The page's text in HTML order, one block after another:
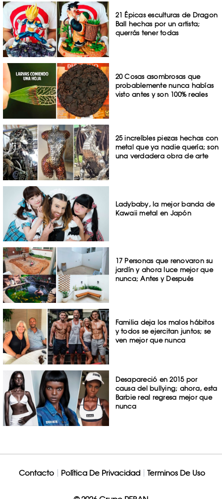
21 Épicas esculturas de Dragon
Ball hechas por un artista;
querrás tener todas
20 Cosas asombrosas que
probablemente nunca habías
visto antes y son 100% reales
25 increíbles piezas hechas con
metal que ya nadie quería; son
una verdadera obra de arte
Ladybaby, la mejor banda de
Kawaii metal en Japón
17 Personas que renovaron su
jardín y ahora luce mejor que
nunca; Antes y Después
Familia deja los malos hábitos
y todos se ejercitan juntos; se
ven mejor que nunca
Desapareció en 2015 por
causa del bullying; ahora, esta
Barbie real regresa mejor que
nunca
Contacto Política De Privacidad Terminos De Uso